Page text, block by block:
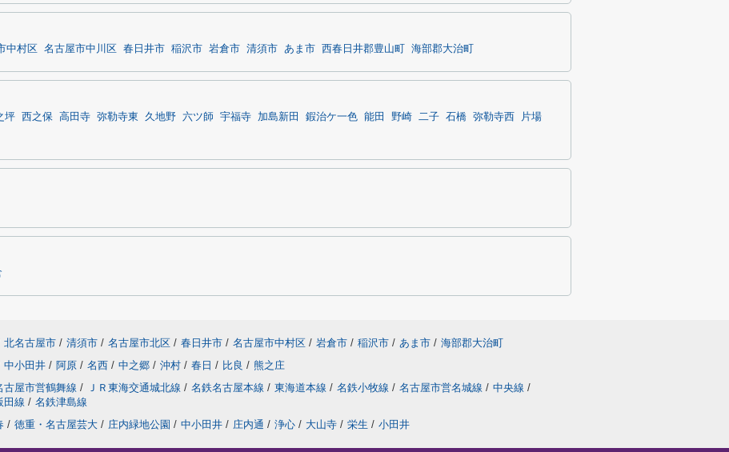
中村区 名古屋市中川区 春日井市 稲沢市 岩倉市 清須市 あま市 西春日井郡豊山町 海部郡大治町
坪 西之保 高田寺 弥勒寺東 久地野 六ツ師 宇福寺 加島新田 鍜治ケ一色 能田 野崎 二子 石橋 弥勒寺西
片場
北名古屋市 / 清須市 / 名古屋市北区 / 春日井市 / 名古屋市中村区 / 岩倉市 / 稲沢市 / あま市 / 海部郡大治町
中小田井 / 阿原 / 名西 / 中之郷 / 沖村 / 春日 / 比良 / 熊之庄
古屋市営鶴舞線 / ＪＲ東海交通城北線 / 名鉄名古屋本線 / 東海道本線 / 名鉄小牧線 / 名古屋市営名城線 / 中央線 /
田線 / 名鉄津島線
/ 徳重・名古屋芸大 / 庄内緑地公園 / 中小田井 / 庄内通 / 浄心 / 大山寺 / 栄生 / 小田井